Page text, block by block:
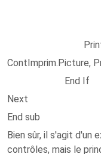
ContImprim.Picture,
End If
Next
End sub
Bien sûr, il s'agit d'un
contrôles, mais le